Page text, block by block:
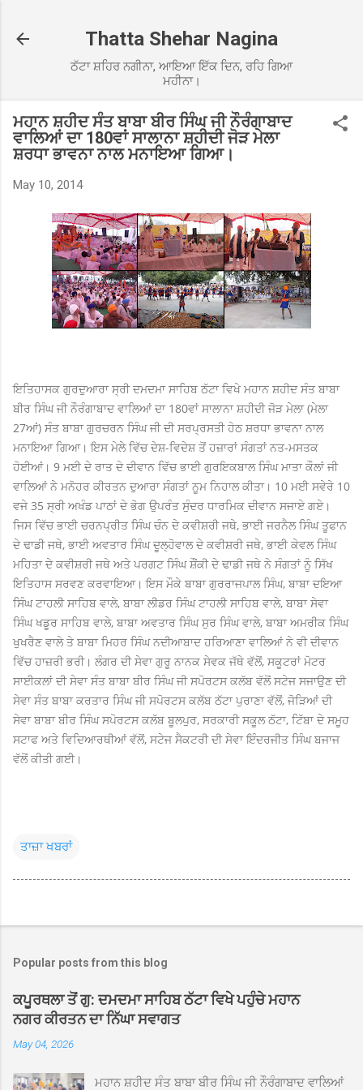
Thatta Shehar Nagina
ਠੱਟਾ ਸ਼ਹਿਰ ਨਗੀਨਾ, ਆਇਆ ਇੱਕ ਦਿਨ, ਰਹਿ ਗਿਆ
ਮਹੀਨਾ।
ਮਹਾਨ ਸ਼ਹੀਦ ਸੰਤ ਬਾਬਾ ਬੀਰ ਸਿੰਘ ਜੀ ਨੌਰੰਗਾਬਾਦ
ਵਾਲਿਆਂ ਦਾ 180ਵਾਂ ਸਾਲਾਨਾ ਸ਼ਹੀਦੀ ਜੋੜ ਮੇਲਾ
ਸ਼ਰਧਾ ਭਾਵਨਾ ਨਾਲ ਮਨਾਇਆ ਗਿਆ।
May 10, 2014
ਇਤਿਹਾਸਕ ਗੁਰਦੁਆਰਾ ਸ੍ਰੀ ਦਮਦਮਾ ਸਾਹਿਬ ਠੱਟਾ ਵਿਖੇ ਮਹਾਨ ਸ਼ਹੀਦ ਸੰਤ ਬਾਬਾ
ਬੀਰ ਸਿੰਘ ਜੀ ਨੌਰੰਗਾਬਾਦ ਵਾਲਿਆਂ ਦਾ 180ਵਾਂ ਸਾਲਾਨਾ ਸ਼ਹੀਦੀ ਜੋੜ ਮੇਲਾ (ਮੇਲਾ
27ਆਂ) ਸੰਤ ਬਾਬਾ ਗੁਰਚਰਨ ਸਿੰਘ ਜੀ ਦੀ ਸਰਪ੍ਰਸਤੀ ਹੇਠ ਸ਼ਰਧਾ ਭਾਵਨਾ ਨਾਲ
ਮਨਾਇਆ ਗਿਆ। ਇਸ ਮੇਲੇ ਵਿੱਚ ਦੇਸ਼-ਵਿਦੇਸ਼ ਤੋਂ ਹਜ਼ਾਰਾਂ ਸੰਗਤਾਂ ਨਤ-ਮਸਤਕ
ਹੋਈਆਂ। 9 ਮਈ ਦੇ ਰਾਤ ਦੇ ਦੀਵਾਨ ਵਿੱਚ ਭਾਈ ਗੁਰਇਕਬਾਲ ਸਿੰਘ ਮਾਤਾ ਕੌਲਾਂ ਜੀ
ਵਾਲਿਆਂ ਨੇ ਮਨੋਹਰ ਕੀਰਤਨ ਦੁਆਰਾ ਸੰਗਤਾਂ ਨੂਮ ਨਿਹਾਲ ਕੀਤਾ। 10 ਮਈ ਸਵੇਰੇ 10
ਵਜੇ 35 ਸ੍ਰੀ ਅਖੰਡ ਪਾਠਾਂ ਦੇ ਭੋਗ ਉਪਰੰਤ ਸੁੰਦਰ ਧਾਰਮਿਕ ਦੀਵਾਨ ਸਜਾਏ ਗਏ।
ਜਿਸ ਵਿੱਚ ਭਾਈ ਚਰਨਪ੍ਰੀਤ ਸਿੰਘ ਚੰਨ ਦੇ ਕਵੀਸ਼ਰੀ ਜਥੇ, ਭਾਈ ਜਰਨੈਲ ਸਿੰਘ ਤੂਫਾਨ
ਦੇ ਢਾਡੀ ਜਥੇ, ਭਾਈ ਅਵਤਾਰ ਸਿੰਘ ਦੂਲ੍ਹੋਵਾਲ ਦੇ ਕਵੀਸ਼ਰੀ ਜਥੇ, ਭਾਈ ਕੇਵਲ ਸਿੰਘ
ਮਹਿਤਾ ਦੇ ਕਵੀਸ਼ਰੀ ਜਥੇ ਅਤੇ ਪਰਗਟ ਸਿੰਘ ਸ਼ੌਂਕੀ ਦੇ ਢਾਡੀ ਜਥੇ ਨੇ ਸੰਗਤਾਂ ਨੂੰ ਸਿੱਖ
ਇਤਿਹਾਸ ਸਰਵਣ ਕਰਵਾਇਆ। ਇਸ ਮੌਕੇ ਬਾਬਾ ਗੁਰਰਾਜਪਾਲ ਸਿੰਘ, ਬਾਬਾ ਦਇਆ
ਸਿੰਘ ਟਾਹਲੀ ਸਾਹਿਬ ਵਾਲੇ, ਬਾਬਾ ਲੀਡਰ ਸਿੰਘ ਟਾਹਲੀ ਸਾਹਿਬ ਵਾਲੇ, ਬਾਬਾ ਸੇਵਾ
ਸਿੰਘ ਖਡੂਰ ਸਾਹਿਬ ਵਾਲੇ, ਬਾਬਾ ਅਵਤਾਰ ਸਿੰਘ ਸੁਰ ਸਿੰਘ ਵਾਲੇ, ਬਾਬਾ ਅਮਰੀਕ ਸਿੰਘ
ਖੁਖਰੈਣ ਵਾਲੇ ਤੇ ਬਾਬਾ ਮਿਹਰ ਸਿੰਘ ਨਦੀਆਬਾਦ ਹਰਿਆਣਾ ਵਾਲਿਆਂ ਨੇ ਵੀ ਦੀਵਾਨ
ਵਿੱਚ ਹਾਜ਼ਰੀ ਭਰੀ। ਲੰਗਰ ਦੀ ਸੇਵਾ ਗੁਰੂ ਨਾਨਕ ਸੇਵਕ ਜੱਥੇ ਵੱਲੋਂ, ਸਕੂਟਰਾਂ ਮੋਟਰ
ਸਾਈਕਲਾਂ ਦੀ ਸੇਵਾ ਸੰਤ ਬਾਬਾ ਬੀਰ ਸਿੰਘ ਜੀ ਸਪੋਰਟਸ ਕਲੱਬ ਵੱਲੋਂ ਸਟੇਜ ਸਜਾਉਣ ਦੀ
ਸੇਵਾ ਸੰਤ ਬਾਬਾ ਕਰਤਾਰ ਸਿੰਘ ਜੀ ਸਪੋਰਟਸ ਕਲੱਬ ਠੱਟਾ ਪੁਰਾਣਾ ਵੱਲੋਂ, ਜੋੜਿਆਂ ਦੀ
ਸੇਵਾ ਬਾਬਾ ਬੀਰ ਸਿੰਘ ਸਪੋਰਟਸ ਕਲੱਬ ਬੂਲਪੁਰ, ਸਰਕਾਰੀ ਸਕੂਲ ਠੱਟਾ, ਟਿੱਬਾ ਦੇ ਸਮੂਹ
ਸਟਾਫ ਅਤੇ ਵਿਦਿਆਰਥੀਆਂ ਵੱਲੋਂ, ਸਟੇਜ ਸੈਕਟਰੀ ਦੀ ਸੇਵਾ ਇੰਦਰਜੀਤ ਸਿੰਘ ਬਜਾਜ
ਵੱਲੋਂ ਕੀਤੀ ਗਈ।
ਤਾਜ਼ਾ ਖਬਰਾਂ
Popular posts from this blog
ਕਪੂਰਥਲਾ ਤੋਂ ਗੁ: ਦਮਦਮਾ ਸਾਹਿਬ ਠੱਟਾ ਵਿਖੇ ਪਹੁੰਚੇ ਮਹਾਨ
ਨਗਰ ਕੀਰਤਨ ਦਾ ਨਿੱਘਾ ਸਵਾਗਤ
May 04, 2026
ਮਹਾਨ ਸ਼ਹੀਦ ਸੰਤ ਬਾਬਾ ਬੀਰ ਸਿੰਘ ਜੀ ਨੌਰੰਗਾਬਾਦ ਵਾਲਿਆਂ